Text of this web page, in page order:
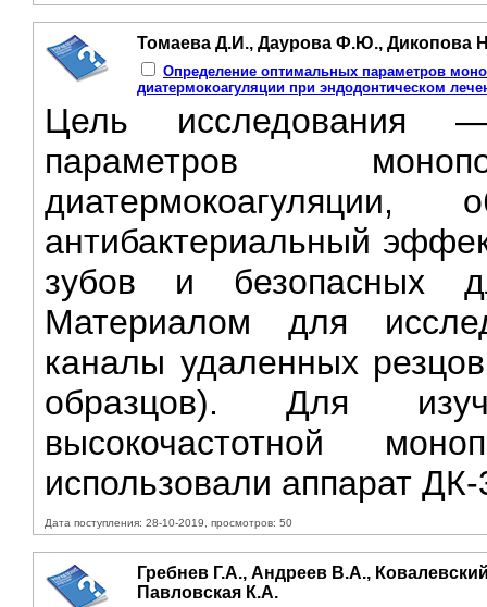
Томаева Д.И., Даурова Ф.Ю., Дикопова
Определение оптимальных параметров
диатермокоагуляции при эндодонтическом
Цель исследования
параметров
диатермокоагуляции,
антибактериальный
зубов и безопасных
Материалом для
каналы удаленных
образцов). Для
высокочастотной
использовали аппарат
Дата поступления: 28-10-2019, просмотров: 50
Гребнев Г.А., Андреев В.А.,
Павловская К.А.